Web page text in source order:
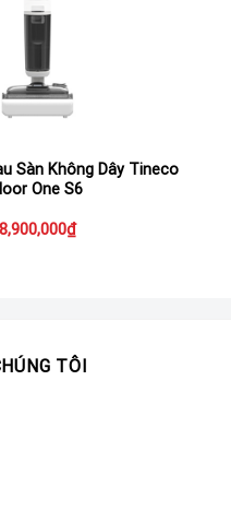
Sàn Không Dây Tineco
One S6
8,900,000₫
TÔI